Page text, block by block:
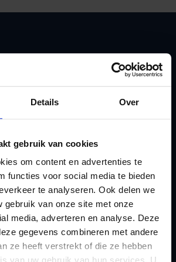
Details Over
gebruik van cookies
om content en advertenties te
functies voor social media te bieden
te analyseren. Ook delen we
gebruik van onze site met onze
media, adverteren en analyse. Deze
gegevens combineren met andere
ze heeft verstrekt of die ze hebben
L
Lenen van de BV
Lijfrente BV
Liquidatie Pensioen BV
Loonadministratie
verzorgen
M